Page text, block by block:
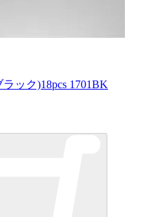
ック)18pcs 1701BK